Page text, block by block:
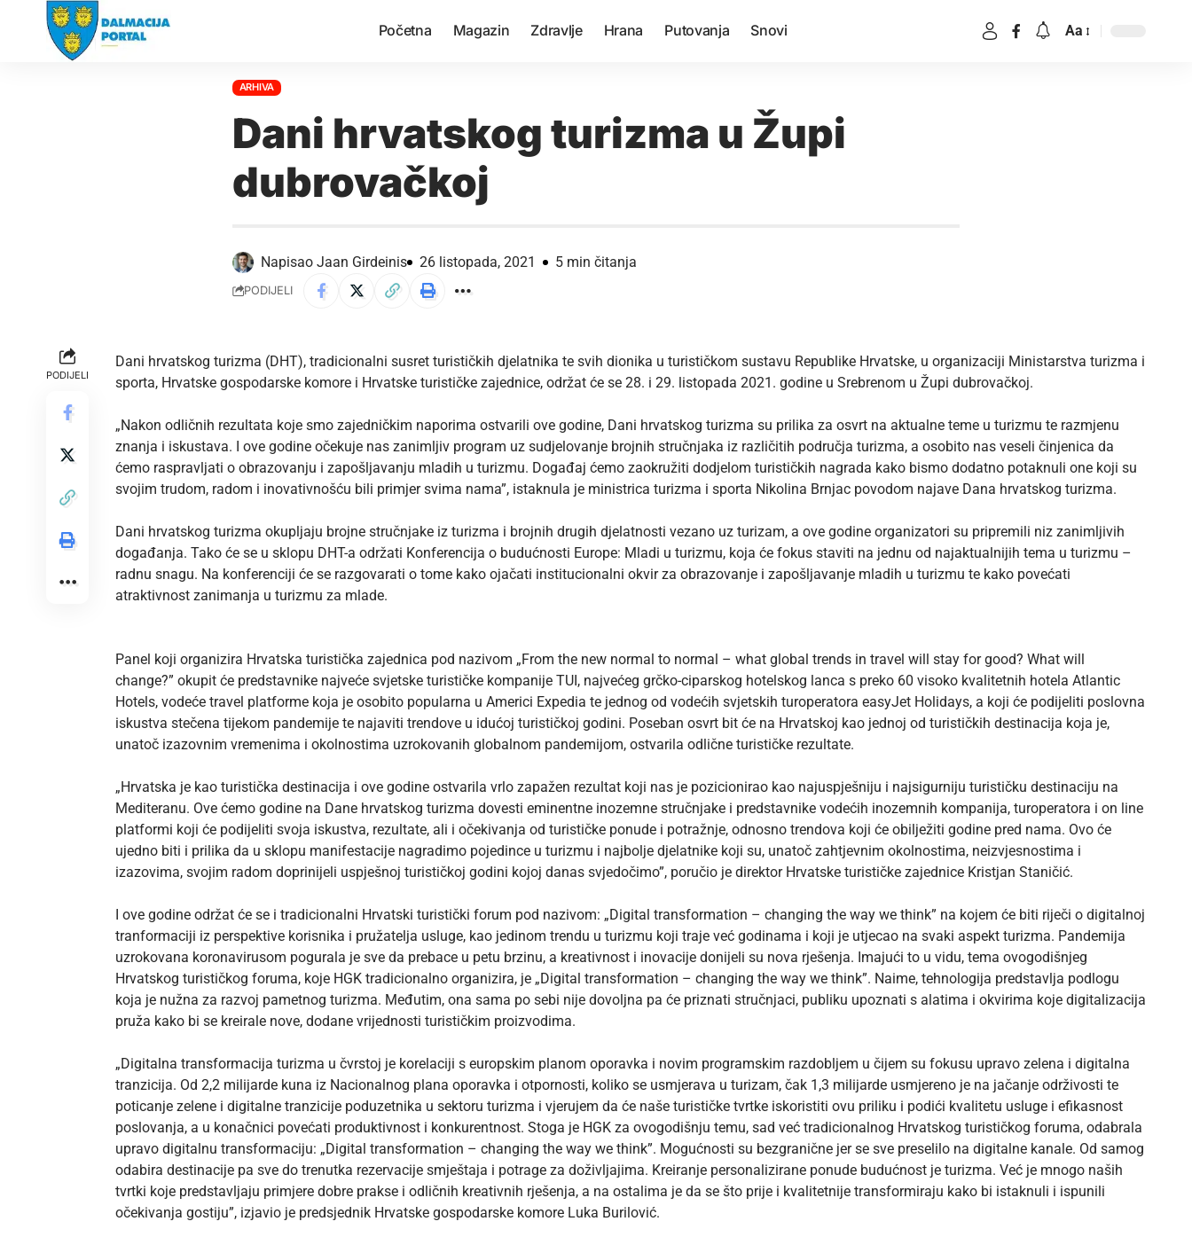
Početna Magazin Zdravlje Hrana Putovanja Snovi Aa
ARHIVA
Dani hrvatskog turizma u Župi
dubrovačkoj
Napisao Jaan Girdeinis 26 listopada, 2021 5 min čitanja
PODIJELI
PODIJELI
Dani hrvatskog turizma (DHT), tradicionalni susret turističkih djelatnika te svih dionika u turističkom sustavu Republike Hrvatske, u organizaciji Ministarstva turizma i
sporta, Hrvatske gospodarske komore i Hrvatske turističke zajednice, održat će se 28. i 29. listopada 2021. godine u Srebrenom u Župi dubrovačkoj.
„Nakon odličnih rezultata koje smo zajedničkim naporima ostvarili ove godine, Dani hrvatskog turizma su prilika za osvrt na aktualne teme u turizmu te razmjenu
znanja i iskustava. I ove godine očekuje nas zanimljiv program uz sudjelovanje brojnih stručnjaka iz različitih područja turizma, a osobito nas veseli činjenica da
ćemo raspravljati o obrazovanju i zapošljavanju mladih u turizmu. Događaj ćemo zaokružiti dodjelom turističkih nagrada kako bismo dodatno potaknuli one koji su
svojim trudom, radom i inovativnošću bili primjer svima nama”, istaknula je ministrica turizma i sporta Nikolina Brnjac povodom najave Dana hrvatskog turizma.
Dani hrvatskog turizma okupljaju brojne stručnjake iz turizma i brojnih drugih djelatnosti vezano uz turizam, a ove godine organizatori su pripremili niz zanimljivih
događanja. Tako će se u sklopu DHT-a održati Konferencija o budućnosti Europe: Mladi u turizmu, koja će fokus staviti na jednu od najaktualnijih tema u turizmu –
radnu snagu. Na konferenciji će se razgovarati o tome kako ojačati institucionalni okvir za obrazovanje i zapošljavanje mladih u turizmu te kako povećati
atraktivnost zanimanja u turizmu za mlade.
Panel koji organizira Hrvatska turistička zajednica pod nazivom „From the new normal to normal – what global trends in travel will stay for good? What will
change?” okupit će predstavnike najveće svjetske turističke kompanije TUI, najvećeg grčko-ciparskog hotelskog lanca s preko 60 visoko kvalitetnih hotela Atlantic
Hotels, vodeće travel platforme koja je osobito popularna u Americi Expedia te jednog od vodećih svjetskih turoperatora easyJet Holidays, a koji će podijeliti poslovna
iskustva stečena tijekom pandemije te najaviti trendove u idućoj turističkoj godini. Poseban osvrt bit će na Hrvatskoj kao jednoj od turističkih destinacija koja je,
unatoč izazovnim vremenima i okolnostima uzrokovanih globalnom pandemijom, ostvarila odlične turističke rezultate.
„Hrvatska je kao turistička destinacija i ove godine ostvarila vrlo zapažen rezultat koji nas je pozicionirao kao najuspješniju i najsigurniju turističku destinaciju na
Mediteranu. Ove ćemo godine na Dane hrvatskog turizma dovesti eminentne inozemne stručnjake i predstavnike vodećih inozemnih kompanija, turoperatora i on line
platformi koji će podijeliti svoja iskustva, rezultate, ali i očekivanja od turističke ponude i potražnje, odnosno trendova koji će obilježiti godine pred nama. Ovo će
ujedno biti i prilika da u sklopu manifestacije nagradimo pojedince u turizmu i najbolje djelatnike koji su, unatoč zahtjevnim okolnostima, neizvjesnostima i
izazovima, svojim radom doprinijeli uspješnoj turističkoj godini kojoj danas svjedočimo”, poručio je direktor Hrvatske turističke zajednice Kristjan Staničić.
I ove godine održat će se i tradicionalni Hrvatski turistički forum pod nazivom: „Digital transformation – changing the way we think” na kojem će biti riječi o digitalnoj
tranformaciji iz perspektive korisnika i pružatelja usluge, kao jedinom trendu u turizmu koji traje već godinama i koji je utjecao na svaki aspekt turizma. Pandemija
uzrokovana koronavirusom pogurala je sve da prebace u petu brzinu, a kreativnost i inovacije donijeli su nova rješenja. Imajući to u vidu, tema ovogodišnjeg
Hrvatskog turističkog foruma, koje HGK tradicionalno organizira, je „Digital transformation – changing the way we think”. Naime, tehnologija predstavlja podlogu
koja je nužna za razvoj pametnog turizma. Međutim, ona sama po sebi nije dovoljna pa će priznati stručnjaci, publiku upoznati s alatima i okvirima koje digitalizacija
pruža kako bi se kreirale nove, dodane vrijednosti turističkim proizvodima.
„Digitalna transformacija turizma u čvrstoj je korelaciji s europskim planom oporavka i novim programskim razdobljem u čijem su fokusu upravo zelena i digitalna
tranzicija. Od 2,2 milijarde kuna iz Nacionalnog plana oporavka i otpornosti, koliko se usmjerava u turizam, čak 1,3 milijarde usmjereno je na jačanje održivosti te
poticanje zelene i digitalne tranzicije poduzetnika u sektoru turizma i vjerujem da će naše turističke tvrtke iskoristiti ovu priliku i podići kvalitetu usluge i efikasnost
poslovanja, a u konačnici povećati produktivnost i konkurentnost. Stoga je HGK za ovogodišnju temu, sad već tradicionalnog Hrvatskog turističkog foruma, odabrala
upravo digitalnu transformaciju: „Digital transformation – changing the way we think”. Mogućnosti su bezgranične jer se sve preselilo na digitalne kanale. Od samog
odabira destinacije pa sve do trenutka rezervacije smještaja i potrage za doživljajima. Kreiranje personalizirane ponude budućnost je turizma. Već je mnogo naših
tvrtki koje predstavljaju primjere dobre prakse i odličnih kreativnih rješenja, a na ostalima je da se što prije i kvalitetnije transformiraju kako bi istaknuli i ispunili
očekivanja gostiju”, izjavio je predsjednik Hrvatske gospodarske komore Luka Burilović.